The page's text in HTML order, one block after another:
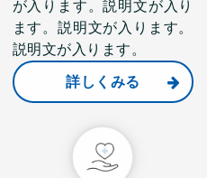
が入ります。説明文が入り
ます。説明文が入ります。
説明文が入ります。
詳しくみる